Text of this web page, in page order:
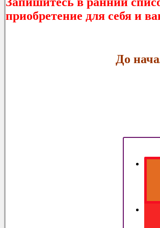
приобретение для себя и
До начала